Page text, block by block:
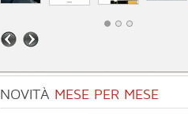
Genio
NOVITÀ MESE PER MESE